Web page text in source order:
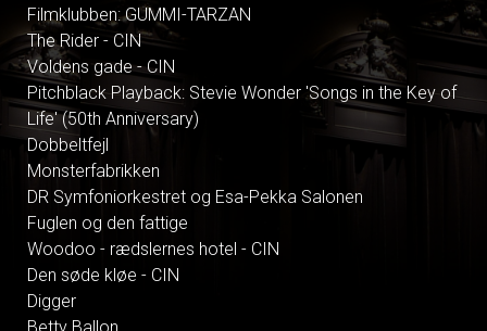
Filmklubben: GUMMI-TARZAN
The Rider - CIN
Voldens gade - CIN
Pitchblack Playback: Stevie Wonder 'Songs in the Key of
Life' (50th Anniversary)
Dobbeltfejl
Monsterfabrikken
DR Symfoniorkestret og Esa-Pekka Salonen
Fuglen og den fattige
Woodoo - rædslernes hotel - CIN
Den søde kløe - CIN
Digger